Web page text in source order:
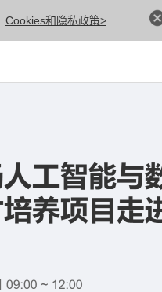
Cookies和隐私政策>